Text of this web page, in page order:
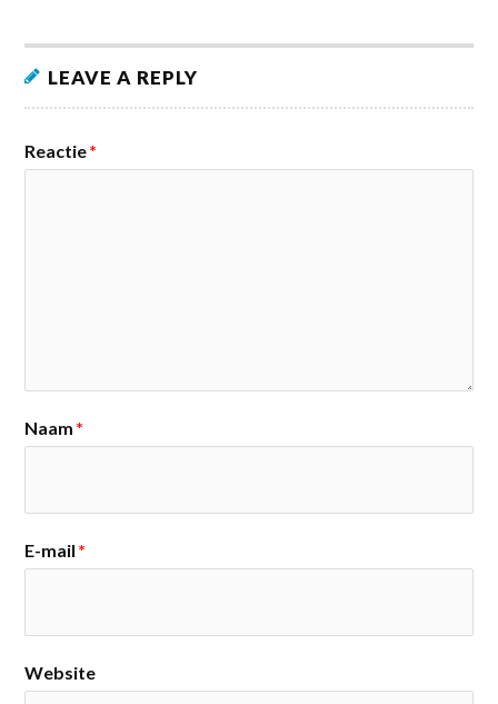
LEAVE A REPLY
Reactie*
Naam *
E-mail *
Website